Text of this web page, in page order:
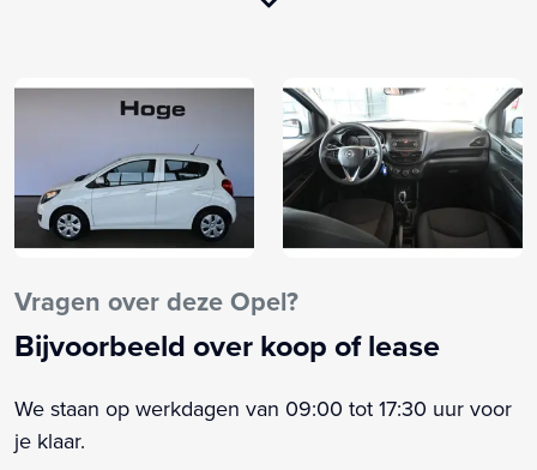
Airbag(s) side voor
Airbag bestuurder
Airbag passagier
Alarm klasse 1(startblokkering)
Anti Blokkeer Systeem
Anti doorSlip Regeling
Bandenspanningscontrolesysteem
Bluetooth telefoonvoorbereiding
Buitenspiegels elektrisch verstelbaar
Buitenspiegels in carrosseriekleur
Vragen over deze Opel?
Bijvoorbeeld over koop of lease
We staan op werkdagen van 09:00 tot 17:30 uur voor
je klaar.